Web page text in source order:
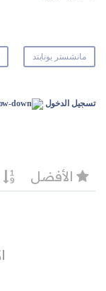
مانشستر يونايتد
تسجيل الدخول